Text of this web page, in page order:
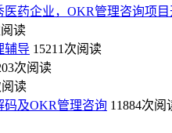
医药企业，OKR管理咨询项
读
辅导 15211次阅读
次阅读
阅读
码及OKR管理咨询 11884次阅